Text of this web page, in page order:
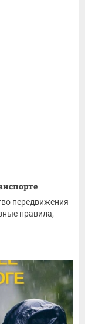
передвижения
правила,